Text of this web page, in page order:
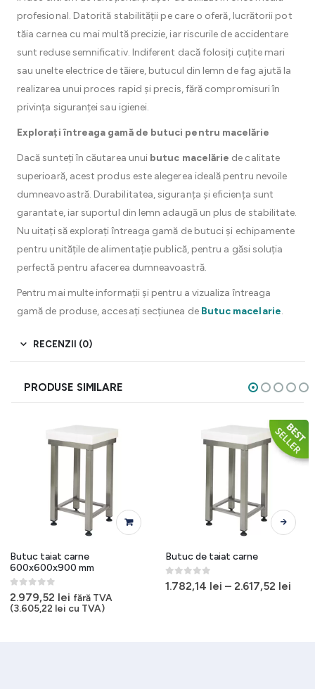
profesional. Datorită stabilității pe care o oferă, lucrătorii pot
tăia carnea cu mai multă precizie, iar riscurile de accidentare
sunt reduse semnificativ. Indiferent dacă folosiți cuțite mari
sau unelte electrice de tăiere, butucul din lemn de fag ajută la
realizarea unui proces rapid și precis, fără compromisuri în
privința siguranței sau igienei.
Explorați întreaga gamă de butuci pentru macelărie
Dacă sunteți în căutarea unui butuc macelărie de calitate
superioară, acest produs este alegerea ideală pentru nevoile
dumneavoastră. Durabilitatea, siguranța și eficiența sunt
garantate, iar suportul din lemn adaugă un plus de stabilitate.
Nu uitați să explorați întreaga gamă de butuci și echipamente
pentru unitățile de alimentație publică, pentru a găsi soluția
perfectă pentru afacerea dumneavoastră.
Pentru mai multe informații și pentru a vizualiza întreaga
gamă de produse, accesați secțiunea de Butuc macelarie.
RECENZII (0)
PRODUSE SIMILARE
Butuc taiat carne
600x600x900 mm
0out of 5
2.979,52 lei fără TVA
(3.605,22 lei cu TVA)
Acest produs are mai multe variații. Opțiunile pot fi alese în pagina produsului.
Butuc de taiat carne
0 out of 5
1.782,14 lei – 2.617,52 lei